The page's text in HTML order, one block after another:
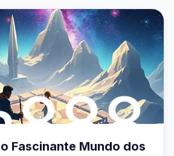
Fascinante Mundo dos